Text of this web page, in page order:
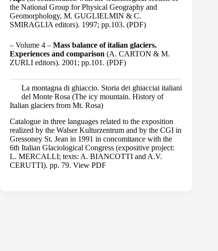
the National Group for Physical Geography and
Geomorphology, M. GUGLIELMIN & C.
SMIRAGLIA editors). 1997; pp.103. (PDF)
– Volume 4 – Mass balance of italian glaciers.
Experiences and comparison (A. CARTON & M.
ZURLI editors). 2001; pp.101. (PDF)
La montagna di ghiaccio. Storia dei ghiacciai italiani
del Monte Rosa (The icy mountain. History of
Italian glaciers from Mt. Rosa)
Catalogue in three languages related to the exposition
realized by the Walser Kulturzentrum and by the CGI in
Gressoney St. Jean in 1991 in concomitance with the
6th Italian Glaciological Congress (expositive project:
L. MERCALLI; texts: A. BIANCOTTI and A.V.
CERUTTI). pp. 79. View PDF